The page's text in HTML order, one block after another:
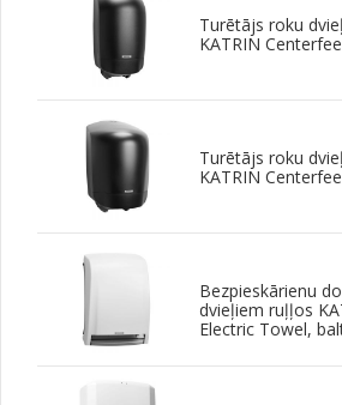
Turētājs roku
KATRIN
Turētājs roku
KATRIN
Bezpieskārienu
dvieļiem ruļļos
Electric Towel,